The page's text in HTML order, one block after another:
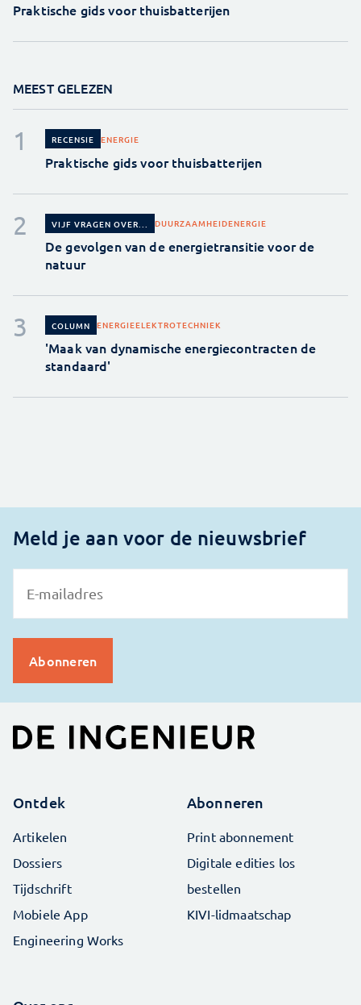
Praktische gids voor thuisbatterijen
MEEST GELEZEN
RECENSIE ENERGIE
Praktische gids voor thuisbatterijen
VIJF VRAGEN OVER... DUURZAAMHEIDENERGIE
De gevolgen van de energietransitie voor de
natuur
COLUMN ENERGIEELEKTROTECHNIEK
'Maak van dynamische energiecontracten de
standaard'
Meld je aan voor de nieuwsbrief
Ontdek
Artikelen
Dossiers
Tijdschrift
Mobiele App
Engineering Works
Abonneren
Print abonnement
Digitale edities los
bestellen
KIVI-lidmaatschap